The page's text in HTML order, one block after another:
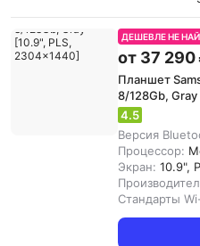
ДЕШЕВЛЕ НЕ
от 37 290
Планшет
8/128Gb,
4.5
Версия
Процессор:
Экран: 10.9",
Стандарты